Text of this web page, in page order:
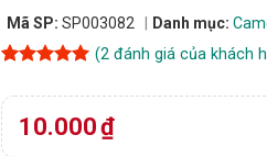
Mã SP: SP003082 Danh mục:
dựa trên
đánh giá
(2 đánh giá của khách
10.000₫